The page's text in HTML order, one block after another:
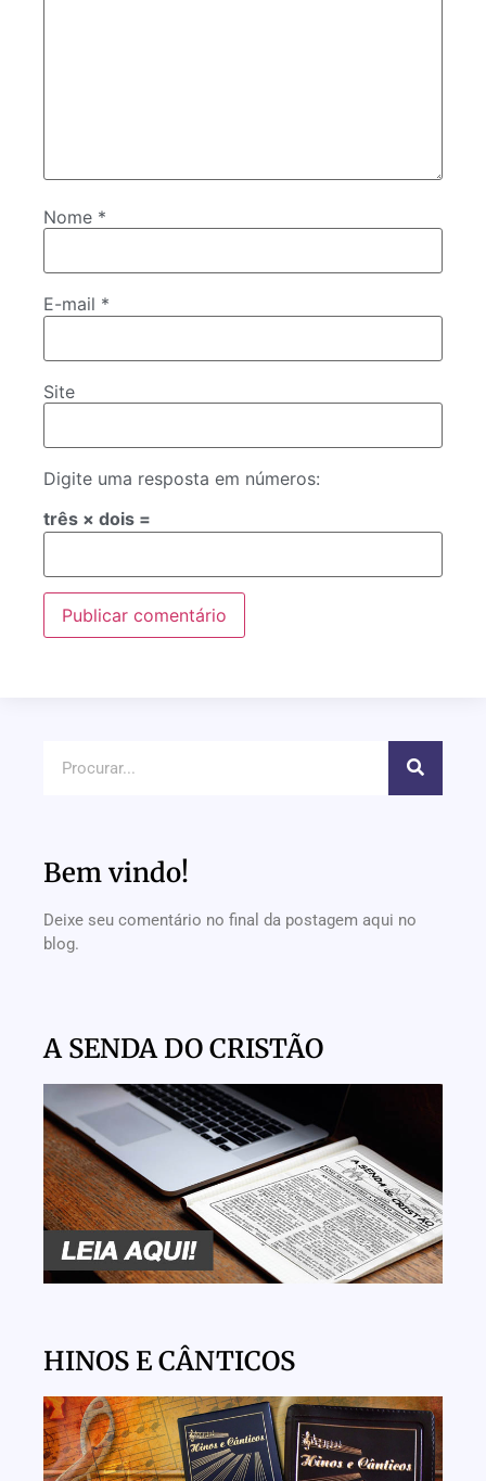
Nome *
E-mail *
Site
Digite uma resposta em números:
três × dois =
Bem vindo!
Deixe seu comentário no final da postagem aqui no
blog.
A SENDA DO CRISTÃO
HINOS E CÂNTICOS